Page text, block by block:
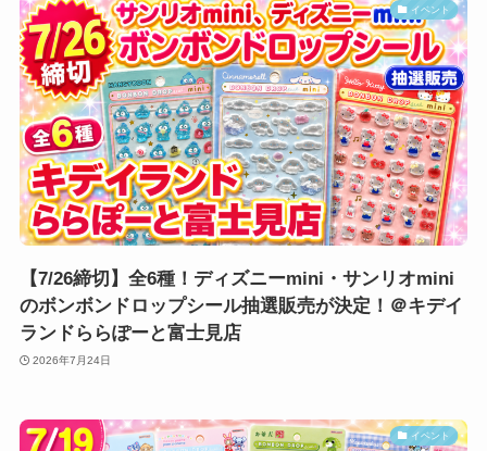
イベント
【7/26締切】全6種！ディズニーmini・サンリオmini
のボンボンドロップシール抽選販売が決定！＠キデイ
ランドららぽーと富士見店
2026年7月24日
イベント